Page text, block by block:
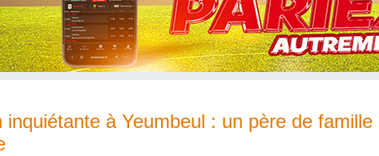
inquiétante à Yeumbeul : un père de famille